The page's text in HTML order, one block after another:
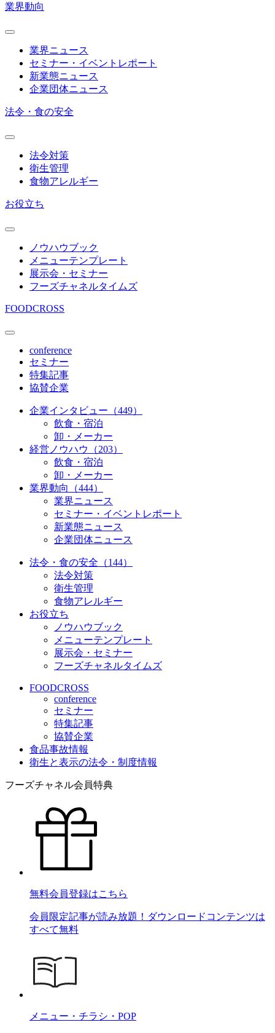
業界動向
業界ニュース
セミナー・イベントレポート
新業態ニュース
企業団体ニュース
法令・食の安全
法令対策
衛生管理
食物アレルギー
お役立ち
ノウハウブック
メニューテンプレート
展示会・セミナー
フーズチャネルタイムズ
FOODCROSS
conference
セミナー
特集記事
協賛企業
企業インタビュー（449）
飲食・宿泊
卸・メーカー
経営ノウハウ（203）
飲食・宿泊
卸・メーカー
業界動向（444）
業界ニュース
セミナー・イベントレポート
新業態ニュース
企業団体ニュース
法令・食の安全（144）
法令対策
衛生管理
食物アレルギー
お役立ち
ノウハウブック
メニューテンプレート
展示会・セミナー
フーズチャネルタイムズ
FOODCROSS
conference
セミナー
特集記事
協賛企業
食品事故情報
衛生と表示の法令・制度情報
フーズチャネル会員特典
無料会員登録はこちら
会員限定記事が読み放題！ダウンロードコンテンツは
すべて無料
メニュー・チラシ・POP